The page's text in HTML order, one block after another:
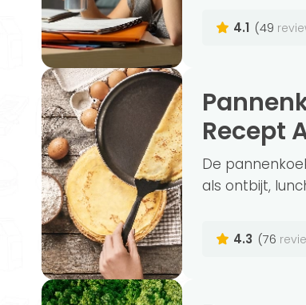
4.1 (49
Pannenkoeken: 4 Gezonde Pannenkoek
Recept
De
als ontbijt,
4.3 (76